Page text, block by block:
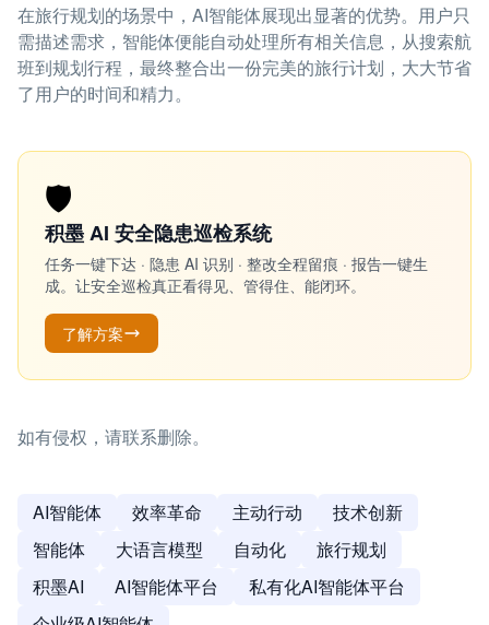
在旅行规划的场景中，AI智能体展现出显著的优势。用户只
需描述需求，智能体便能自动处理所有相关信息，从搜索航
班到规划行程，最终整合出一份完美的旅行计划，大大节省
了用户的时间和精力。
🛡️
积墨 AI 安全隐患巡检系统
任务一键下达 · 隐患 AI 识别 · 整改全程留痕 · 报告一键生
成。让安全巡检真正看得见、管得住、能闭环。
了解方案
如有侵权，请联系删除。
AI智能体 效率革命 主动行动
技术创新
智能体
大语言模型 自动化
旅行规划
积墨AI
AI智能体平台
私有化AI智能体平台